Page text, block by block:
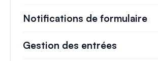
Notifications de formulaire
Gestion des entrées